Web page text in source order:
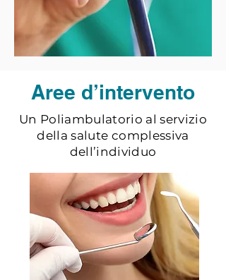
Aree d’intervento
Un Poliambulatorio al servizio
della salute complessiva
dell’individuo